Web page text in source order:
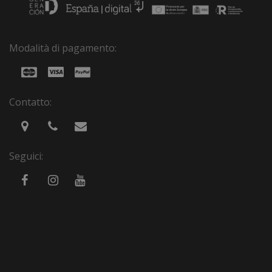
Modalità di pagamento:
Contatto:
Seguici: